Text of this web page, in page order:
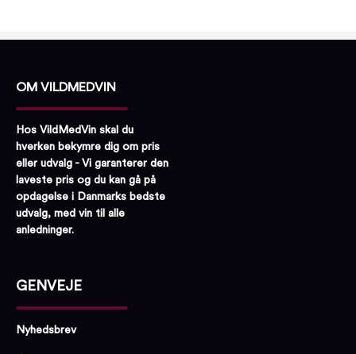
OM VILDMEDVIN
Hos VildMedVin skal du
hverken bekymre dig om pris
eller udvalg - Vi garanterer den
laveste pris og du kan gå på
opdagelse i Danmarks bedste
udvalg, med vin til alle
anledninger.
GENVEJE
Nyhedsbrev